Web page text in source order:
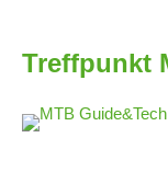
Treffpunkt